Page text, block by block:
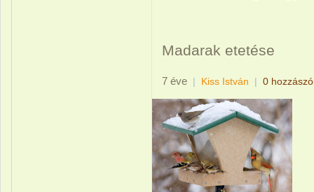
Madarak etetése
7 éve | Kiss István | 0